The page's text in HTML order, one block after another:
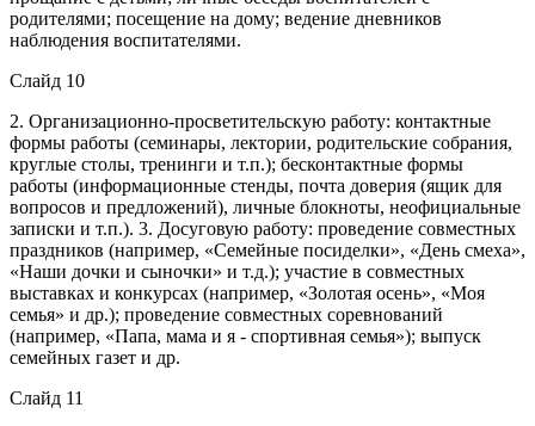
родителями; посещение на дому; ведение дневников
наблюдения воспитателями.
Слайд 10
2. Организационно-просветительскую работу: контактные
формы работы (семинары, лектории, родительские собрания,
круглые столы, тренинги и т.п.); бесконтактные формы
работы (информационные стенды, почта доверия (ящик для
вопросов и предложений), личные блокноты, неофициальные
записки и т.п.). 3. Досуговую работу: проведение совместных
праздников (например, «Семейные посиделки», «День смеха»,
«Наши дочки и сыночки» и т.д.); участие в совместных
выставках и конкурсах (например, «Золотая осень», «Моя
семья» и др.); проведение совместных соревнований
(например, «Папа, мама и я - спортивная семья»); выпуск
семейных газет и др.
Слайд 11